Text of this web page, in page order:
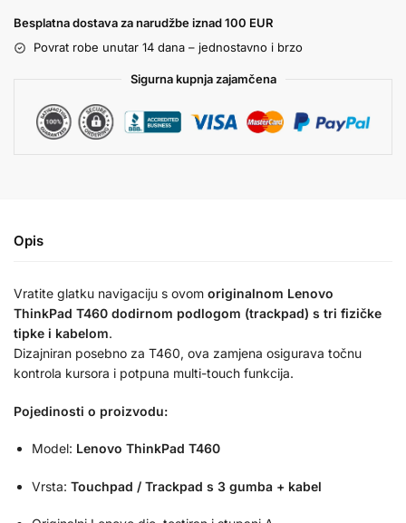
Besplatna dostava za narudžbe iznad 100 EUR
Povrat robe unutar 14 dana – jednostavno i brzo
Sigurna kupnja zajamčena
Opis
Vratite glatku navigaciju s ovom originalnom Lenovo
ThinkPad T460 dodirnom podlogom (trackpad) s tri fizičke
tipke i kabelom.
Dizajniran posebno za T460, ova zamjena osigurava točnu
kontrola kursora i potpuna multi-touch funkcija.
Pojedinosti o proizvodu:
Model: Lenovo ThinkPad T460
Vrsta: Touchpad / Trackpad s 3 gumba + kabel